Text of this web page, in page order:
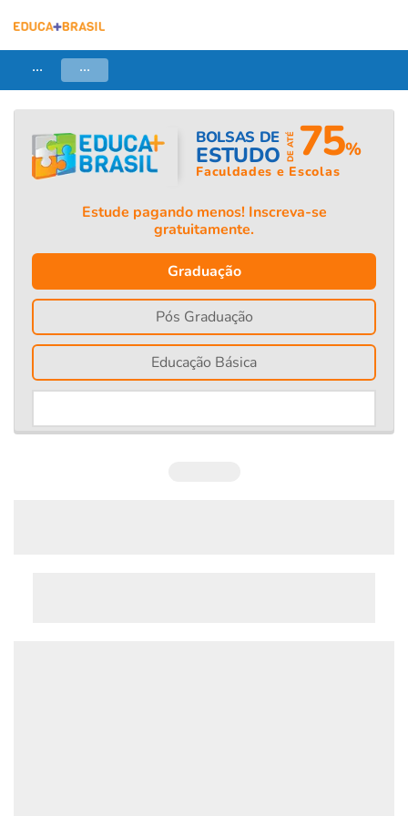
... ...
BOLSAS DE
ESTUDO DE ATÉ 75%
Faculdades e Escolas
Estude pagando menos! Inscreva-se
gratuitamente.
Graduação
Pós Graduação
Educação Básica